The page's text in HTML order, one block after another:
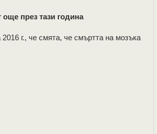
през тази година
г., че смята, че смъртта на мозъка